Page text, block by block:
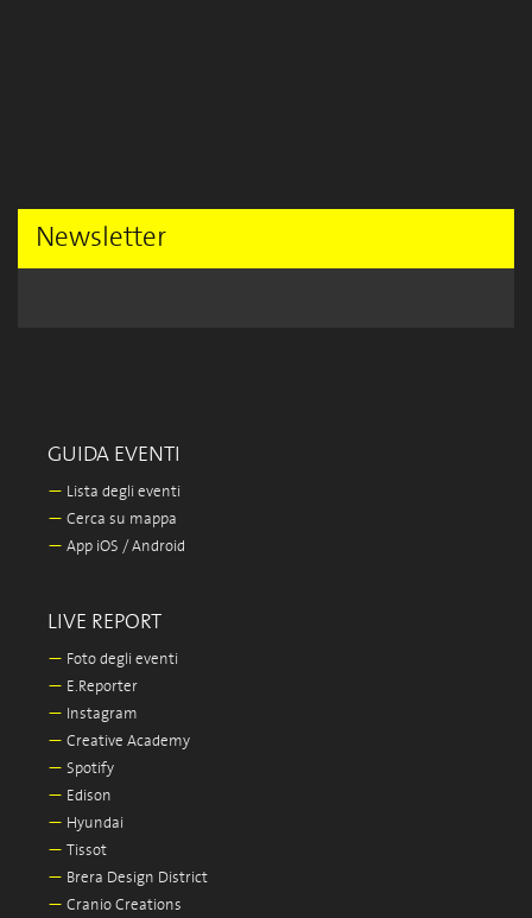
Newsletter
GUIDA EVENTI
— Lista degli eventi
— Cerca su mappa
— App iOS / Android
LIVE REPORT
— Foto degli eventi
— E.Reporter
— Instagram
— Creative Academy
— Spotify
— Edison
— Hyundai
— Tissot
— Brera Design District
— Cranio Creations